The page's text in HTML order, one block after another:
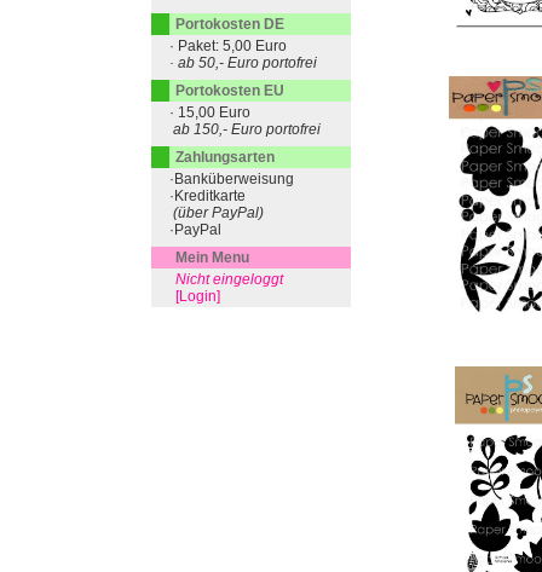
Portokosten DE
· Paket: 5,00 Euro
· ab 50,- Euro portofrei
Portokosten EU
· 15,00 Euro
ab 150,- Euro portofrei
Zahlungsarten
·Banküberweisung
·Kreditkarte
(über PayPal)
·PayPal
Mein Menu
Nicht eingeloggt
[Login]